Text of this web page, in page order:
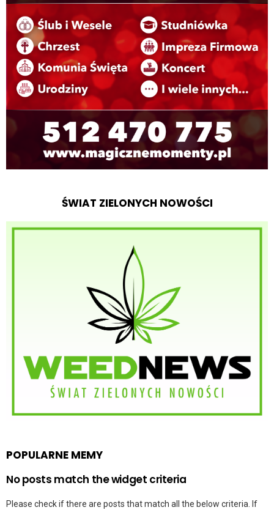
ŚWIAT ZIELONYCH NOWOŚCI
POPULARNE MEMY
No posts match the widget criteria
Please check if there are posts that match all the below criteria. If